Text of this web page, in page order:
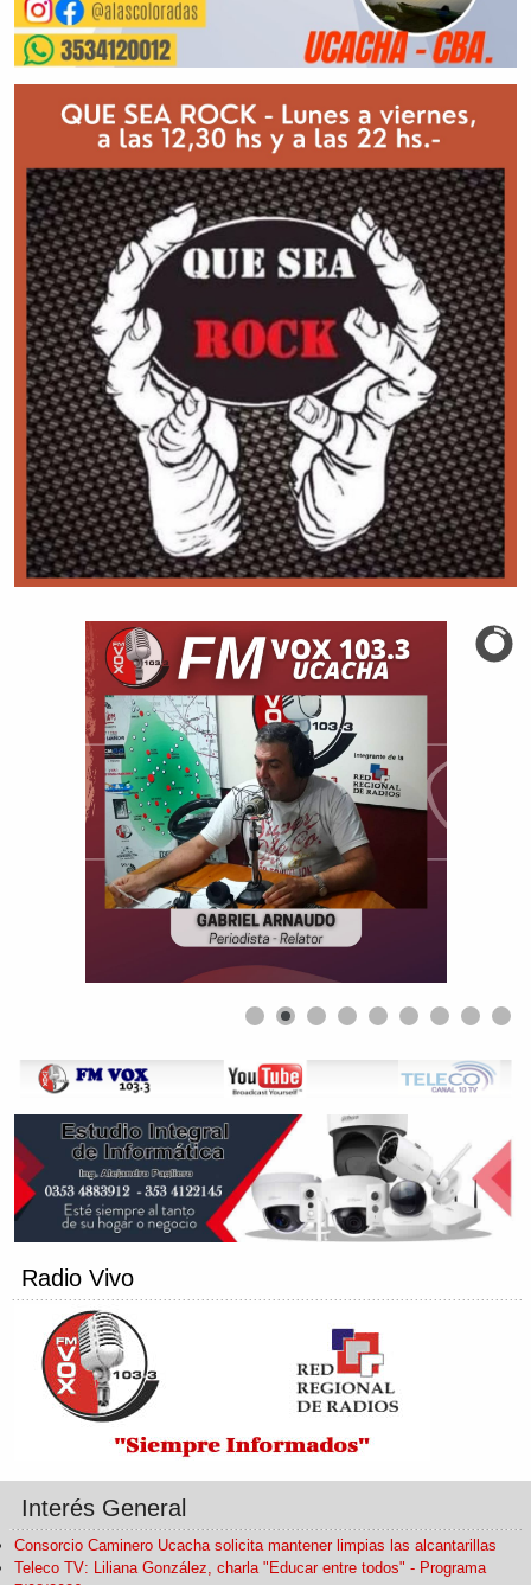
Radio Vivo
Interés General
Consorcio Caminero Ucacha solicita mantener limpias las alcantarillas
Teleco TV: Liliana González, charla "Educar entre todos" - Programa